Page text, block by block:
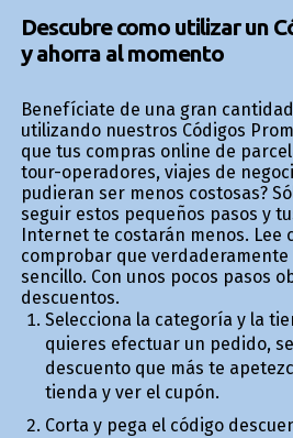
Descubre como utilizar un
y ahorra al momento
Benefíciate de una gran
utilizando nuestros Códigos
que tus compras online de
tour-operadores, viajes de
pudieran ser menos costosas?
seguir estos pequeños pasos y
Internet te costarán menos. Lee
comprobar que
sencillo. Con unos pocos pasos
descuentos.
Selecciona la categoría y la
quieres efectuar un pedido,
descuento que más te
tienda y ver el cupón.
Corta y pega el código